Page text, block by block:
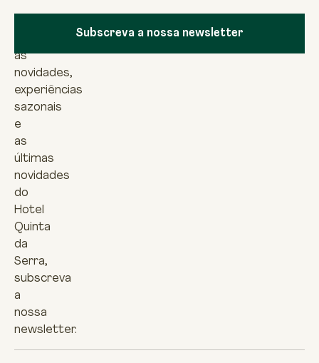
Newsletter
as
novidades,
experiências
sazonais
e
as
últimas
novidades
do
Hotel
Quinta
da
Serra,
subscreva
a
nossa
newsletter.
Subscreva a nossa newsletter